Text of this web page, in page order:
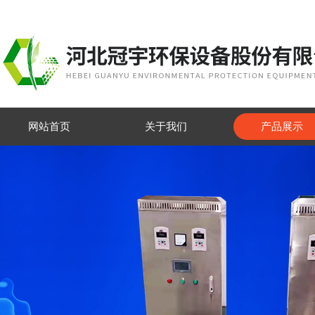
网站首页 关于我们 产品展示